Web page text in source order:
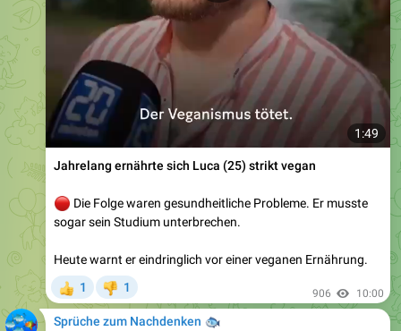
1:49
Jahrelang ernährte sich Luca (25) strikt vegan
Die Folge waren gesundheitliche Probleme. Er musste
sogar sein Studium unterbrechen.
Heute warnt er eindringlich vor einer veganen Ernährung.
1 1 906 10:00
Sprüche zum Nachdenken
🐟